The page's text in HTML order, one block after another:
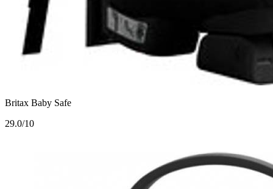
Britax Baby Safe
29.0/10